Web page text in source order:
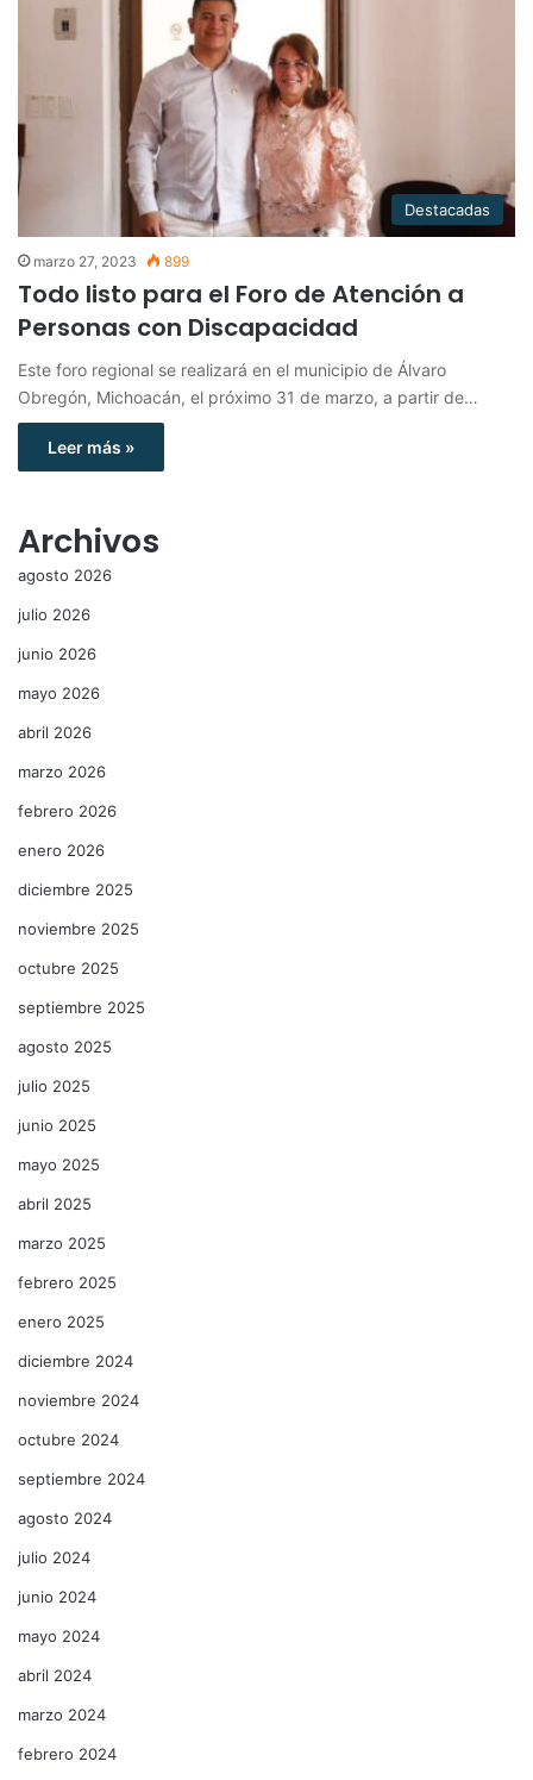
Destacadas
marzo 27, 2023 899
Todo listo para el Foro de Atención a
Personas con Discapacidad
Este foro regional se realizará en el municipio de Álvaro
Obregón, Michoacán, el próximo 31 de marzo, a partir de…
Leer más »
Archivos
agosto 2026
julio 2026
junio 2026
mayo 2026
abril 2026
marzo 2026
febrero 2026
enero 2026
diciembre 2025
noviembre 2025
octubre 2025
septiembre 2025
agosto 2025
julio 2025
junio 2025
mayo 2025
abril 2025
marzo 2025
febrero 2025
enero 2025
diciembre 2024
noviembre 2024
octubre 2024
septiembre 2024
agosto 2024
julio 2024
junio 2024
mayo 2024
abril 2024
marzo 2024
febrero 2024